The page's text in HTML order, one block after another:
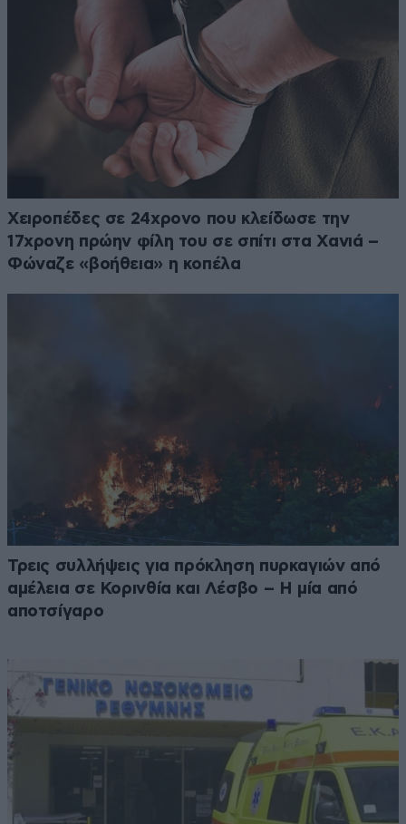
Χειροπέδες σε 24χρονο που κλείδωσε την
17χρονη πρώην φίλη του σε σπίτι στα Χανιά –
Φώναζε «βοήθεια» η κοπέλα
Τρεις συλλήψεις για πρόκληση πυρκαγιών από
αμέλεια σε Κορινθία και Λέσβο – Η μία από
αποτσίγαρο